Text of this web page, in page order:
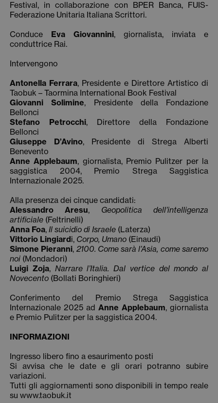
Festival, in collaborazione con BPER Banca, FUIS-
Federazione Unitaria Italiana Scrittori.
Conduce Eva Giovannini, giornalista, inviata e
conduttrice Rai.
Intervengono
Antonella Ferrara, Presidente e Direttore Artistico di
Taobuk – Taormina International Book Festival
Giovanni Solimine, Presidente della Fondazione
Bellonci
Stefano Petrocchi, Direttore della Fondazione
Bellonci
Giuseppe D’Avino, Presidente di Strega Alberti
Benevento
Anne Applebaum, giornalista, Premio Pulitzer per la
saggistica 2004, Premio Strega Saggistica
Internazionale 2025.
Alla presenza dei cinque candidati:
Alessandro Aresu, Geopolitica dell’intelligenza
artificiale (Feltrinelli)
Anna Foa, Il suicidio di Israele (Laterza)
Vittorio Lingiardi, Corpo, Umano (Einaudi)
Simone Pieranni, 2100. Come sarà l’Asia, come saremo
noi (Mondadori)
Luigi Zoja, Narrare l’Italia. Dal vertice del mondo al
Novecento (Bollati Boringhieri)
Conferimento del Premio Strega Saggistica
Internazionale 2025 ad Anne Applebaum, giornalista
e Premio Pulitzer per la saggistica 2004.
INFORMAZIONI
Ingresso libero fino a esaurimento posti
Si avvisa che le date e gli orari potranno subire
variazioni.
Tutti gli aggiornamenti sono disponibili in tempo reale
su www.taobuk.it